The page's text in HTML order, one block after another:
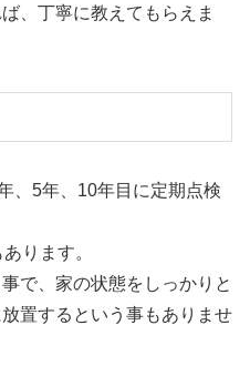
、丁寧に教えてもらえま
、5年、10年目に定期点検
ります。
で、家の状態をしっかりと
置するという事もありませ